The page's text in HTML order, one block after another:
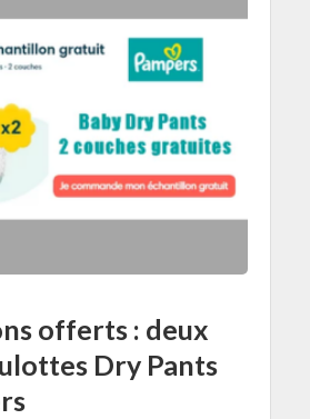
offerts : deux
Dry Pants